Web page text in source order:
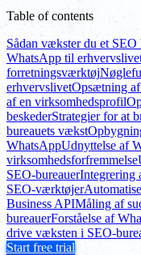
Table of contents
Sådan vækster du et
WhatsApp til
forretningsværktøj
erhvervslivetOpsætning
af en virksomhedsprofil
beskederStrategier for at
bureauets vækst
WhatsAppUdnyttelse af
virksomhedsforfremmelse
SEO-bureauerIntegrering
SEO-værktøjer
Business APIMåling af
bureauerForståelse af
drive væksten i SEO-
Start free trial